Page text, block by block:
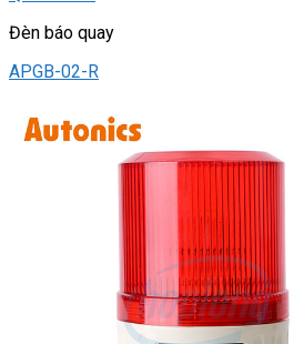
Đèn báo quay
APGB-02-R